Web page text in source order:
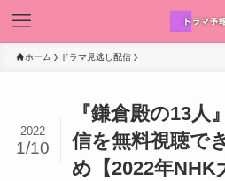
ホーム ドラマ見逃し配信
『鎌倉殿の13人
信を無料視聴で
め【2022年NHK
2022
1/10